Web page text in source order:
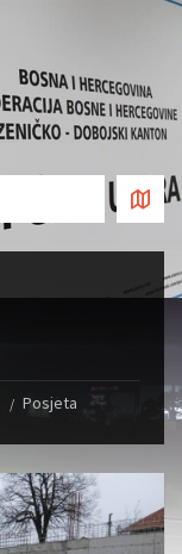
Posjeta